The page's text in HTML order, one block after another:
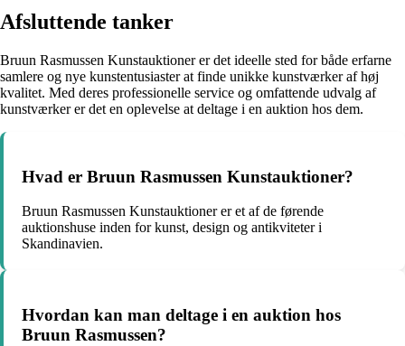
Afsluttende tanker
Bruun Rasmussen Kunstauktioner er det ideelle sted for både erfarne
samlere og nye kunstentusiaster at finde unikke kunstværker af høj
kvalitet. Med deres professionelle service og omfattende udvalg af
kunstværker er det en oplevelse at deltage i en auktion hos dem.
Hvad er Bruun Rasmussen Kunstauktioner?
Bruun Rasmussen Kunstauktioner er et af de førende
auktionshuse inden for kunst, design og antikviteter i
Skandinavien.
Hvordan kan man deltage i en auktion hos
Bruun Rasmussen?